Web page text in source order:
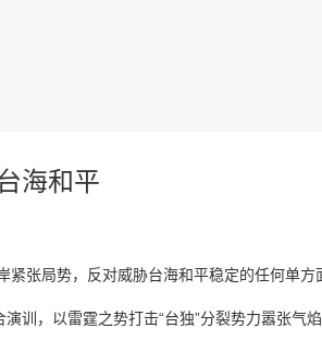
海和平
紧张局势，反对威胁台海和平稳定的任何单方
训，以雷霆之势打击“台独”分裂势力嚣张气